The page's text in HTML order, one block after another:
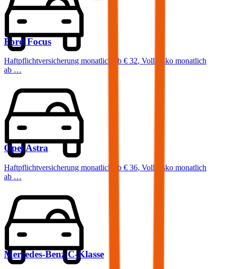
Ford Focus
Haftpflichtversicherung monatlich ab € 32, Vollkasko monatlich
ab …
Opel Astra
Haftpflichtversicherung monatlich ab € 36, Vollkasko monatlich
ab …
Mercedes-Benz C-Klasse